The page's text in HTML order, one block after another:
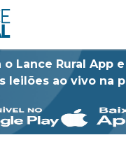
o Lance Rural App
leilões ao vivo na